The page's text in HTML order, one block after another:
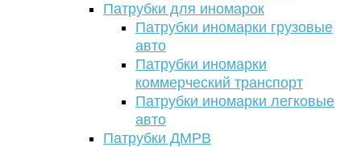
Патрубки для иномарок
Патрубки иномарки грузовые
авто
Патрубки иномарки
коммерческий транспорт
Патрубки иномарки легковые
авто
Патрубки ДМРВ